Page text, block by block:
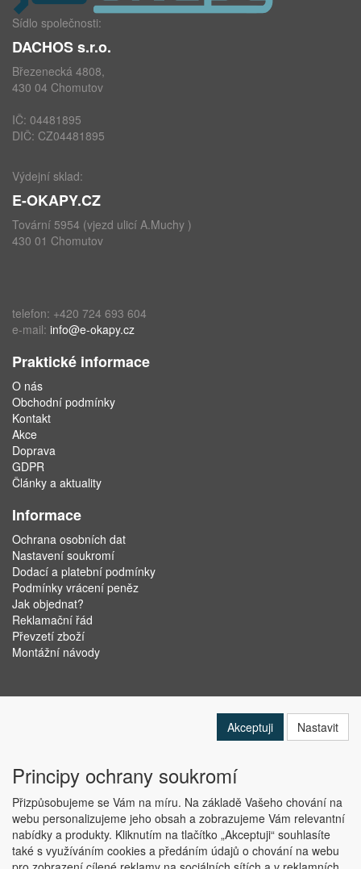
Sídlo společnosti:
DACHOS s.r.o.
Březenecká 4808,
430 04 Chomutov
IČ: 04481895
DIČ: CZ04481895
Výdejní sklad:
E-OKAPY.CZ
Tovární 5954 (vjezd ulicí A.Muchy )
430 01 Chomutov
telefon: +420 724 693 604
e-mail: info@e-okapy.cz
Praktické informace
O nás
Obchodní podmínky
Kontakt
Akce
Doprava
GDPR
Články a aktuality
Informace
Ochrana osobních dat
Nastavení soukromí
Dodací a platební podmínky
Podmínky vrácení peněz
Jak objednat?
Reklamační řád
Převzetí zboží
Montážní návody
Copyright © ABRA Software a.s. 2019
Akceptuji Nastavit
Principy ochrany soukromí
Přizpůsobujeme se Vám na míru. Na základě Vašeho chování na
webu personalizujeme jeho obsah a zobrazujeme Vám relevantní
nabídky a produkty. Kliknutím na tlačítko „Akceptuji“ souhlasíte
také s využíváním cookies a předáním údajů o chování na webu